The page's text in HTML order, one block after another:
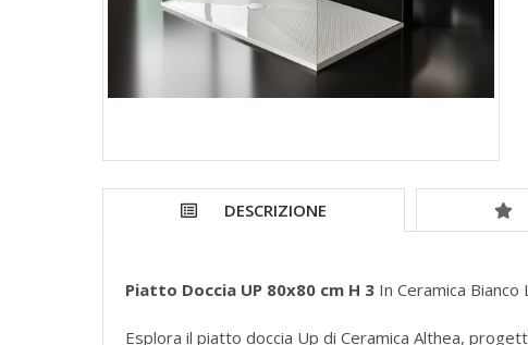
DESCRIZIONE
Piatto Doccia UP 80x80 cm H 3In Ceramica Bianco
Esplora il piatto doccia Up di Ceramica Althea,